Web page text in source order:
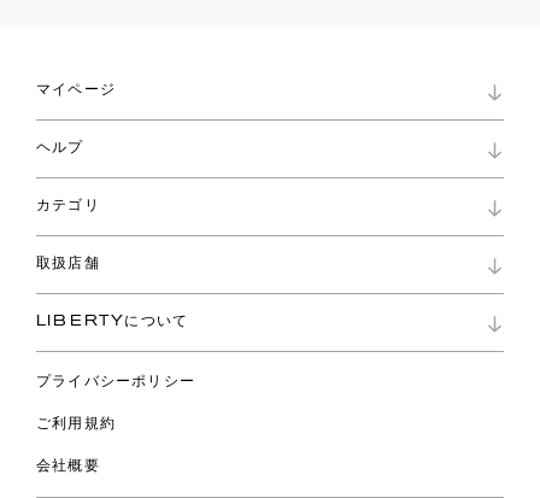
マイページ
ロイヤリティプログラム
パスワード再設定
ショッピングバッグ
ヘルプ
お問い合わせ
よくあるご質問
ご利用ガイド
カテゴリ
コレクション
ファブリックス
バッグ
ウェア
ライフスタイル
スペシャル
取扱店舗
リバティ・ファブリックス
LIBERTYについて
プライバシーポリシー
ご利用規約
会社概要